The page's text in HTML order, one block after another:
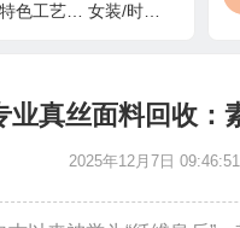
特色工艺面料
业真丝面料回收：
2025年12月7日 09:46:51